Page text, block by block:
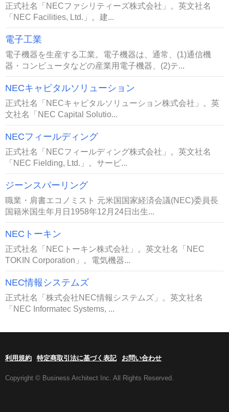
正式社名「NECファシリティーズ株式会社」。英文社名
「NEC Facilities, Ltd.」。建...
電子工業
電子機器を生産する工業。電子機器は、通常、(1)通信機
器・コンピュータなどの産業用電子機器、(2)テ...
NECキャピタルソリューション
正式社名「NECキャピタルソリューション株式会社」。英
文社名「NEC Capital Solutio...
NECフィールディング
正式社名「NECフィールディング株式会社」。英文社名
「NEC Fielding, Ltd.」。サービ...
ジーンスパーリング
職業・肩書エコノミスト 元米国国家経済会議(NEC)委員長
国籍米国生年月日1958年12月24日出生...
NECトーキン
正式社名「NECトーキン株式会社」。英文社名「NEC
TOKIN Corporation」。電気機器...
NEC情報システムズ
正式社名「株式会社NEC情報システムズ」。英文社名
「NEC Informatec Systems, ...
利用規約 特定商取引法に基づく表記 お問い合わせ
Copyright © Business Architect Inc. All Rights Reserved.